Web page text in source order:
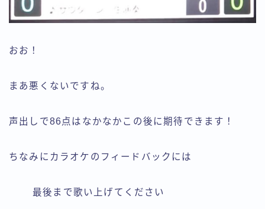
おお！
まあ悪くないですね。
声出しで86点はなかなかこの後に期待できます！
ちなみにカラオケのフィードバックには
最後まで歌い上げてください